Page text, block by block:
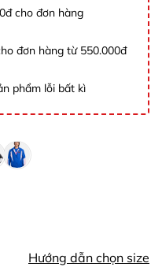
cho đơn hàng
đơn hàng từ 550.000đ
phẩm lỗi bất kì
Hướng dẫn chọn size